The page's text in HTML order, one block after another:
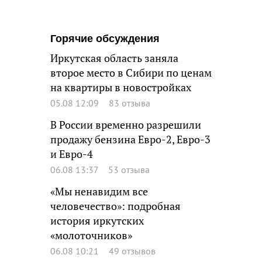
Горячие обсуждения
Иркутская область заняла
второе место в Сибири по ценам
на квартиры в новостройках
05.08 12:09 83 отзыва
В России временно разрешили
продажу бензина Евро-2, Евро-3
и Евро-4
06.08 13:37 53 отзыва
«Мы ненавидим все
человечество»: подробная
история иркутских
«молоточников»
06.08 10:21 49 отзывов